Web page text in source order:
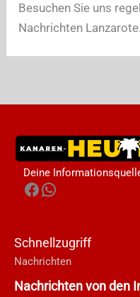
Besuchen Sie uns
Nachrichten Lanzarote.
Deine
Facebook
WhatsApp
Schnellzugriff
Nachrichten
Nachrichten von den